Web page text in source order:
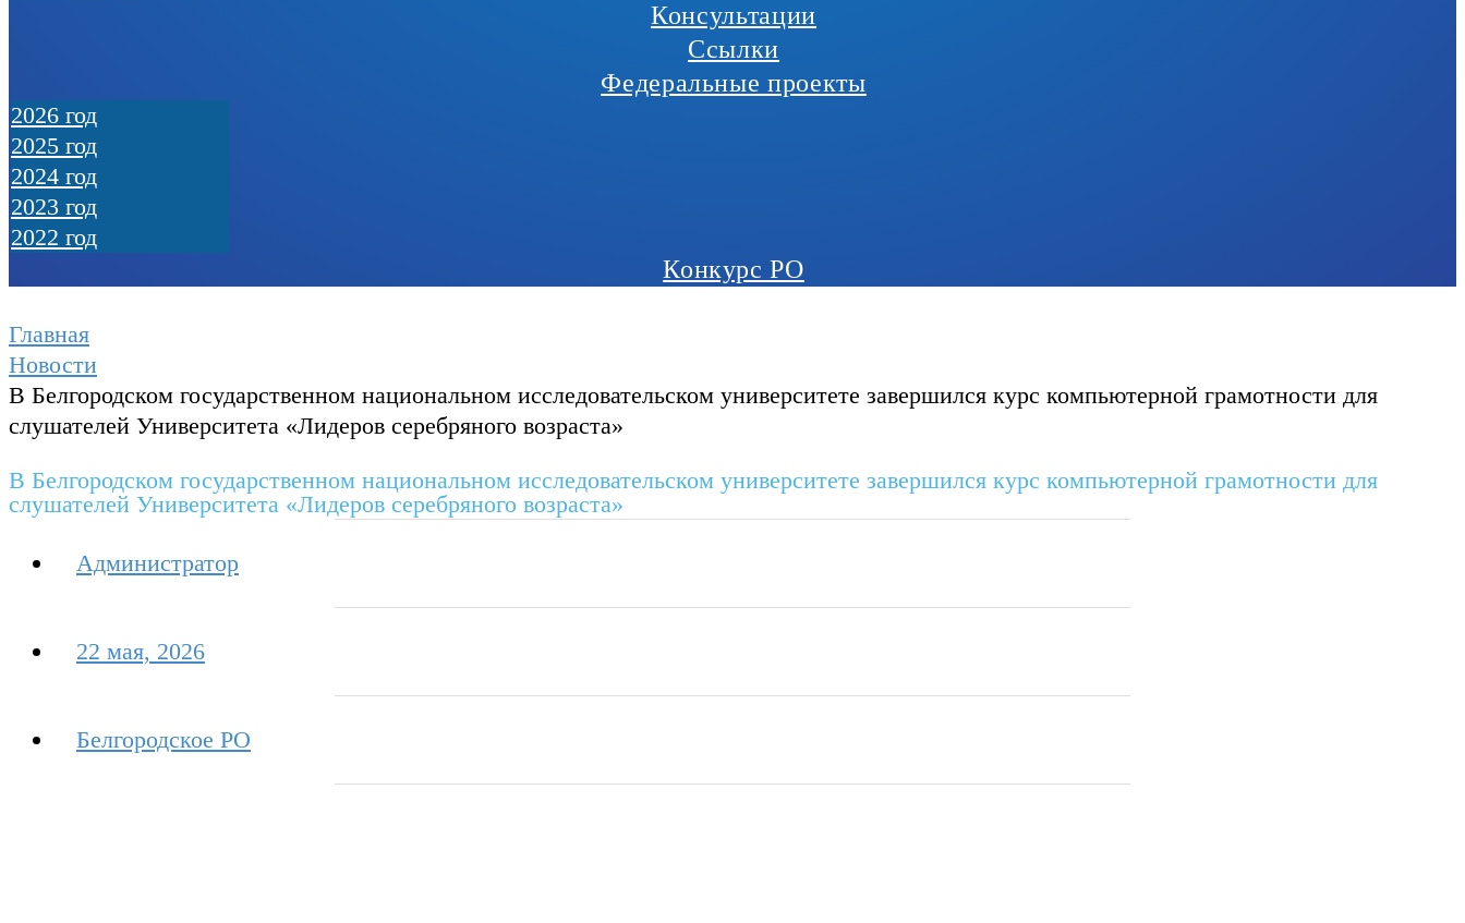
Консультации
Ссылки
Федеральные проекты
2026 год
2025 год
2024 год
2023 год
2022 год
Конкурс РО
Главная
Новости
В Белгородском государственном национальном исследовательском университете завершился курс компьютерной грамотности для
слушателей Университета «Лидеров серебряного возраста»
В Белгородском государственном национальном исследовательском университете завершился курс компьютерной грамотности для
слушателей Университета «Лидеров серебряного возраста»
Администратор
22 мая, 2026
Белгородское РО